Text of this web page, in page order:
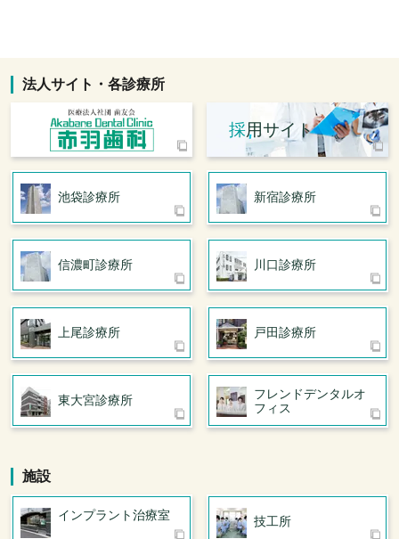
法人サイト・各診療所
採用サイト
池袋診療所 新宿診療所
信濃町診療所 川口診療所
上尾診療所 戸田診療所
東大宮診療所 フレンドデンタルオ
フィス
施設
インプラント治療室 技工所